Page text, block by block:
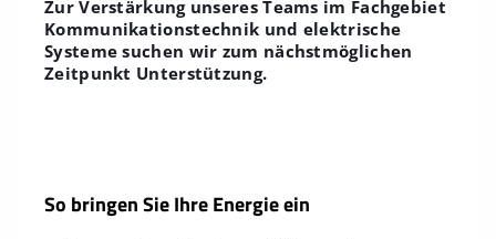
Zur Verstärkung unseres Teams im Fachgebiet
Kommunikationstechnik und elektrische
Systeme suchen wir zum nächstmöglichen
Zeitpunkt Unterstützung.
So bringen Sie Ihre Energie ein